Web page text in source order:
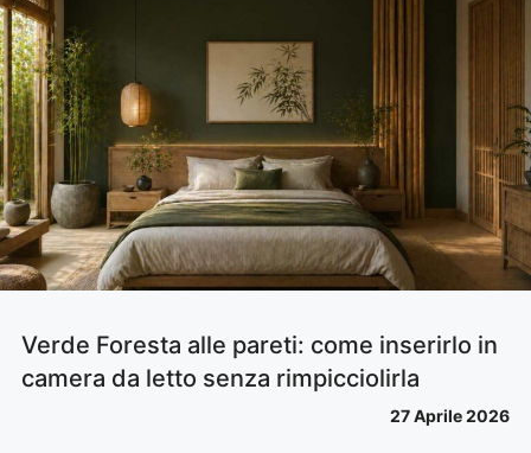
Verde Foresta alle pareti: come inserirlo in
camera da letto senza rimpicciolirla
27 Aprile 2026